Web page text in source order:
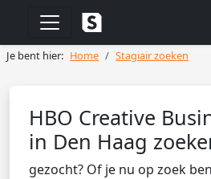
Je bent hier: Home Stagiair zoeken
HBO Creative
in Den Haag
gezocht? Of je nu op zoek